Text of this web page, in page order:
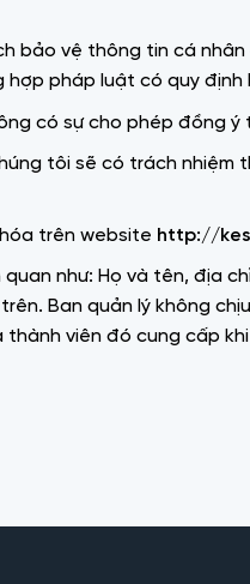
bảo vệ thông tin cá nhân
pháp luật có quy định
có sự cho phép đồng ý
tôi sẽ có trách nhiệm
trên website http://
như: Họ và tên, địa
Ban quản lý không
viên đó cung cấp